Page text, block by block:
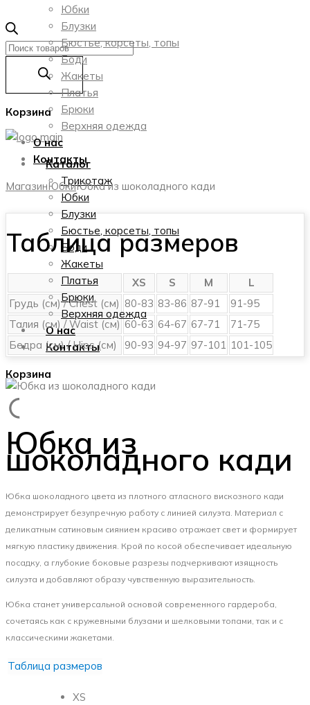
Поиск
Корзина
Каталог
Трикотаж
Юбки
Блузки
Бюстье, корсеты, топы
Боди
Жакеты
Платья
Брюки
Верхняя одежда
О нас
Контакты
Корзина
Юбки
Блузки
Бюстье, корсеты, топы
Боди
Жакеты
Платья
Брюки
Верхняя одежда
О нас
Контакты
МагазинЮбкиЮбка из шоколадного кади
Таблица размеров
XS S M
L
Грудь (см) / Chest (см) 80-83 83-86 87-91
91-95
Талия (см) / Waist (см) 60-63 64-67 67-71
71-75
Бедра (см) / Hips (см)
90-93 94-97 97-101 101-105
Юбка из
шоколадного кади
Юбка шоколадного цвета из плотного атласного вискозного кади
демонстрирует безупречную работу с линией силуэта. Материал с
деликатным сатиновым сиянием красиво отражает свет и формирует
мягкую пластику движения. Крой по косой обеспечивает идеальную
посадку, а глубокие боковые разрезы подчеркивают изящность
силуэта и добавляют образу чувственную выразительность.
Юбка станет универсальной основой современного гардероба,
сочетаясь как с кружевными блузами и шелковыми топами, так и с
классическими жакетами.
Таблица размеров
XS